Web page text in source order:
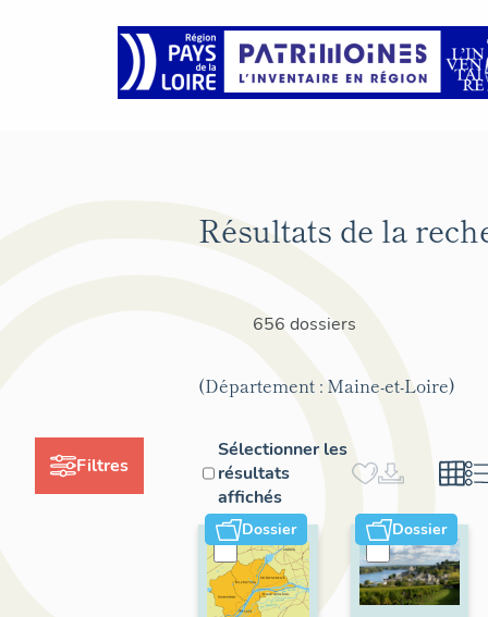
Filtres
Résultats de la
656 dossiers
(Département : Maine-et-Loire)
Sélectionner les
résultats
affichés
Dossier Dossier